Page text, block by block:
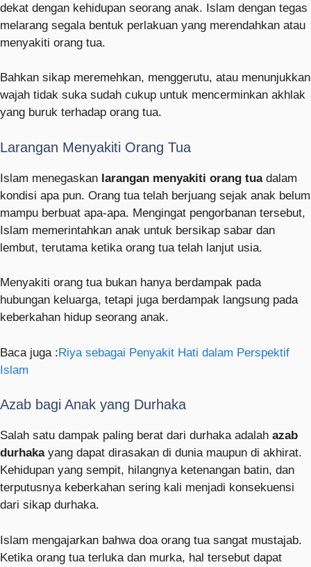
dekat dengan kehidupan seorang anak. Islam dengan tegas
melarang segala bentuk perlakuan yang merendahkan atau
menyakiti orang tua.
Bahkan sikap meremehkan, menggerutu, atau menunjukkan
wajah tidak suka sudah cukup untuk mencerminkan akhlak
yang buruk terhadap orang tua.
Larangan Menyakiti Orang Tua
Islam menegaskan larangan menyakiti orang tuadalam
kondisi apa pun. Orang tua telah berjuang sejak anak belum
mampu berbuat apa-apa. Mengingat pengorbanan tersebut,
Islam memerintahkan anak untuk bersikap sabar dan
lembut, terutama ketika orang tua telah lanjut usia.
Menyakiti orang tua bukan hanya berdampak pada
hubungan keluarga, tetapi juga berdampak langsung pada
keberkahan hidup seorang anak.
Baca juga :Riya sebagai Penyakit Hati dalam Perspektif
Islam
Azab bagi Anak yang Durhaka
Salah satu dampak paling berat dari durhaka adalah azab
durhakayang dapat dirasakan di dunia maupun di akhirat.
Kehidupan yang sempit, hilangnya ketenangan batin, dan
terputusnya keberkahan sering kali menjadi konsekuensi
dari sikap durhaka.
Islam mengajarkan bahwa doa orang tua sangat mustajab.
Ketika orang tua terluka dan murka, hal tersebut dapat